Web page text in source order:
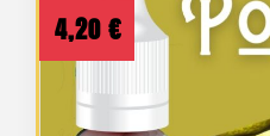
4,20 €